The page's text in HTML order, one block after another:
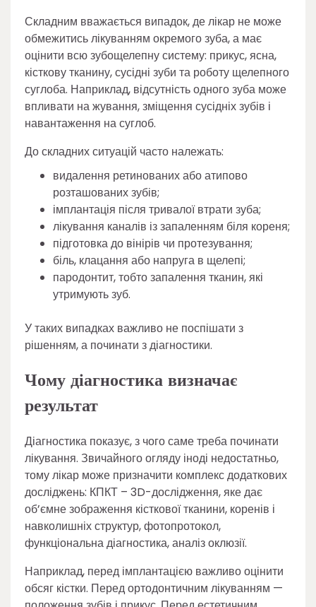
Складним вважається випадок, де лікар не може
обмежитись лікуванням окремого зуба, а має
оцінити всю зубощелепну систему: прикус, ясна,
кісткову тканину, сусідні зуби та роботу щелепного
суглоба. Наприклад, відсутність одного зуба може
впливати на жування, зміщення сусідніх зубів і
навантаження на суглоб.
До складних ситуацій часто належать:
видалення ретинованих або атипово
розташованих зубів;
імплантація після тривалої втрати зуба;
лікування каналів із запаленням біля кореня;
підготовка до вінірів чи протезування;
біль, клацання або напруга в щелепі;
пародонтит, тобто запалення тканин, які
утримують зуб.
У таких випадках важливо не поспішати з
рішенням, а починати з діагностики.
Чому діагностика визначає
результат
Діагностика показує, з чого саме треба починати
лікування. Звичайного огляду іноді недостатньо,
тому лікар може призначити комплекс додаткових
досліджень: КПКТ – 3D-дослідження, яке дає
об’ємне зображення кісткової тканини, коренів і
навколишніх структур, фотопротокол,
функціональна діагностика, аналіз оклюзії.
Наприклад, перед імплантацією важливо оцінити
обсяг кістки. Перед ортодонтичним лікуванням —